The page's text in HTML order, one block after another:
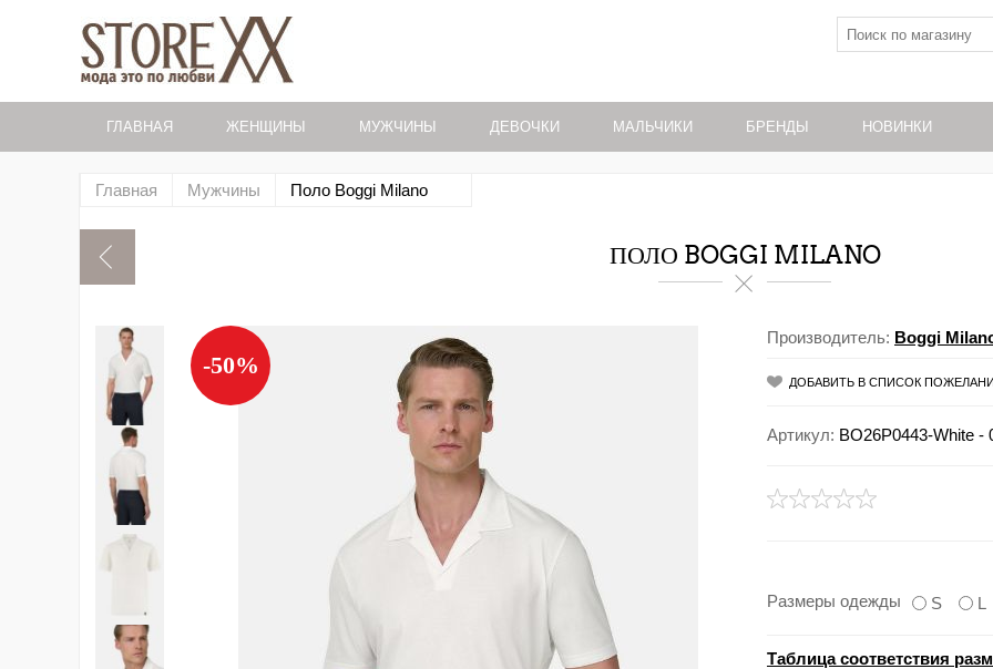
ГЛАВНАЯ ЖЕНЩИНЫ МУЖЧИНЫ ДЕВОЧКИ МАЛЬЧИКИ БРЕНДЫ НОВИНКИ
Главная Мужчины Поло Boggi Milano
ПОЛО BOGGI MILANO
-50%
Производитель: Boggi
ДОБАВИТЬ В СПИСОК
Артикул: BO26P0443-White -
Размеры одежды S L
Таблица соответствия